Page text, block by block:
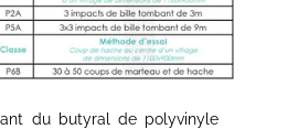
du butyral de polyvinyle